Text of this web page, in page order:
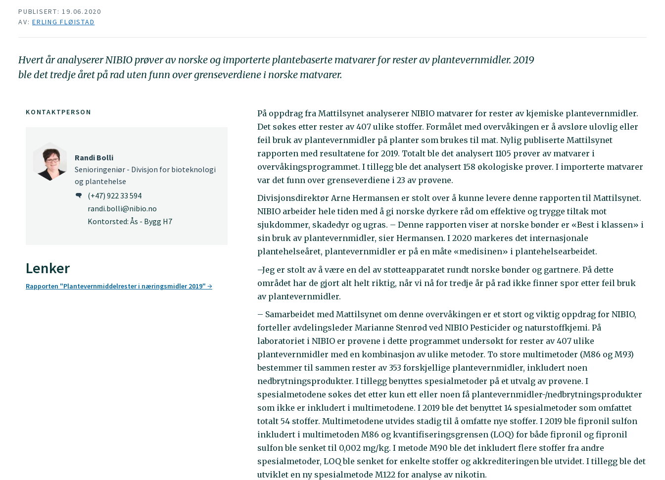
PUBLISERT: 19.06.2020
AV: ERLING FLØISTAD
Hvert år analyserer NIBIO prøver av norske og importerte plantebaserte matvarer for rester av plantevernmidler. 2019
ble det tredje året på rad uten funn over grenseverdiene i norske matvarer.
På oppdrag fra Mattilsynet analyserer NIBIO matvarer for rester av kjemiske plantevernmidler.
Det søkes etter rester av 407 ulike stoffer. Formålet med overvåkingen er å avsløre ulovlig eller
feil bruk av plantevernmidler på planter som brukes til mat. Nylig publiserte Mattilsynet
rapporten med resultatene for 2019. Totalt ble det analysert 1105 prøver av matvarer i
overvåkingsprogrammet. I tillegg ble det analysert 158 økologiske prøver. I importerte matvarer
var det funn over grenseverdiene i 23 av prøvene.
Divisjonsdirektør Arne Hermansen er stolt over å kunne levere denne rapporten til Mattilsynet.
NIBIO arbeider hele tiden med å gi norske dyrkere råd om effektive og trygge tiltak mot
sjukdommer, skadedyr og ugras. – Denne rapporten viser at norske bønder er «Best i klassen» i
sin bruk av plantevernmidler, sier Hermansen. I 2020 markeres det internasjonale
plantehelseåret, plantevernmidler er på en måte «medisinen» i plantehelsearbeidet.
–Jeg er stolt av å være en del av støtteapparatet rundt norske bønder og gartnere. På dette
området har de gjort alt helt riktig, når vi nå for tredje år på rad ikke finner spor etter feil bruk
av plantevernmidler.
– Samarbeidet med Mattilsynet om denne overvåkingen er et stort og viktig oppdrag for NIBIO,
forteller avdelingsleder Marianne Stenrød ved NIBIO Pesticider og naturstoffkjemi. På
laboratoriet i NIBIO er prøvene i dette programmet undersøkt for rester av 407 ulike
plantevernmidler med en kombinasjon av ulike metoder. To store multimetoder (M86 og M93)
bestemmer til sammen rester av 353 forskjellige plantevernmidler, inkludert noen
nedbrytningsprodukter. I tillegg benyttes spesialmetoder på et utvalg av prøvene. I
spesialmetodene søkes det etter kun ett eller noen få plantevernmidler-/nedbrytningsprodukter
som ikke er inkludert i multimetodene. I 2019 ble det benyttet 14 spesialmetoder som omfattet
totalt 54 stoffer. Multimetodene utvides stadig til å omfatte nye stoffer. I 2019 ble fipronil sulfon
inkludert i multimetoden M86 og kvantifiseringsgrensen (LOQ) for både fipronil og fipronil
sulfon ble senket til 0,002 mg/kg. I metode M90 ble det inkludert flere stoffer fra andre
spesialmetoder, LOQ ble senket for enkelte stoffer og akkrediteringen ble utvidet. I tillegg ble det
utviklet en ny spesialmetode M122 for analyse av nikotin.
KONTAKTPERSON
Randi Bolli
Senioringeniør - Divisjon for bioteknologi
og plantehelse
(+47) 922 33 594
randi.bolli@nibio.no
Kontorsted: Ås - Bygg H7
Lenker
Rapporten "Plantevernmiddelrester i næringsmidler 2019"